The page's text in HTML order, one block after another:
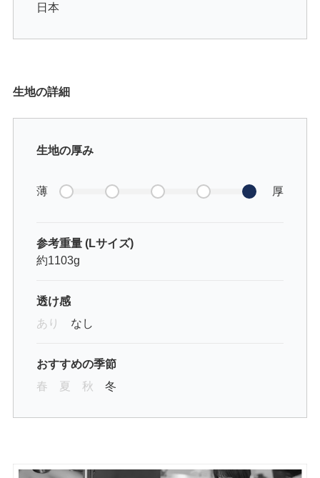
日本
生地の詳細
生地の厚み
薄 厚
参考重量 (Lサイズ)
約1103g
透け感
あり
なし
おすすめの季節
春
夏 秋 冬